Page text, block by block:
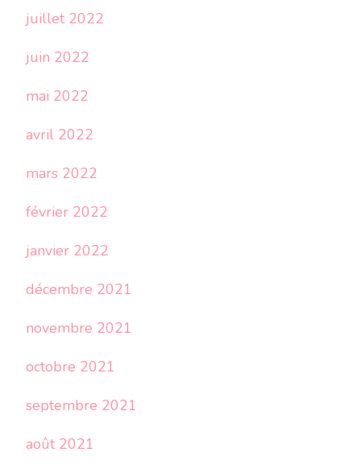
juillet 2022
juin 2022
mai 2022
avril 2022
mars 2022
février 2022
janvier 2022
décembre 2021
novembre 2021
octobre 2021
septembre 2021
août 2021